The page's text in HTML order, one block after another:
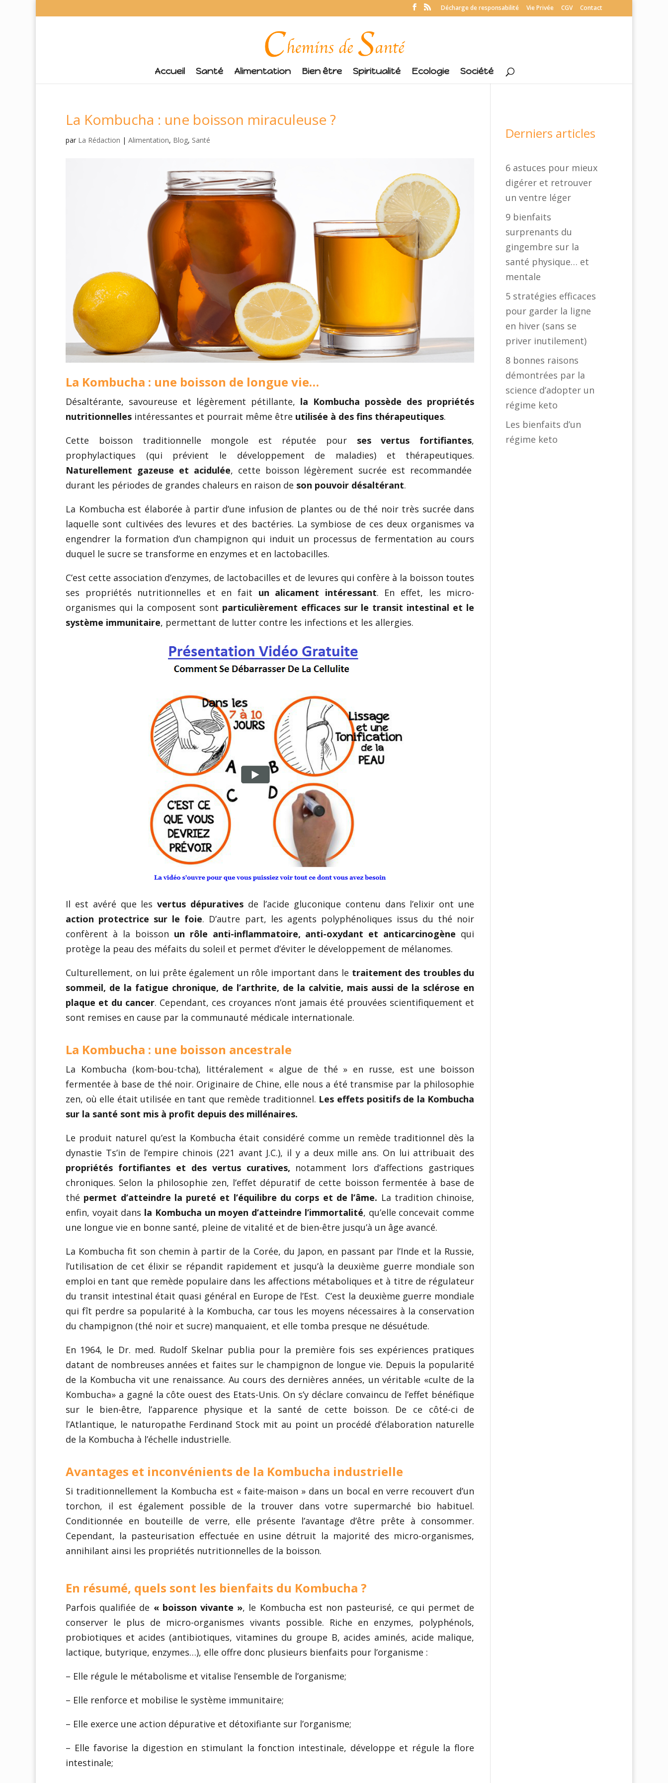
Décharge de responsabilité Vie Privée CGV Contact
Accueil Santé Alimentation Bien être Spiritualité Ecologie Société
La Kombucha : une boisson miraculeuse ?
par La Rédaction | Alimentation, Blog, Santé
La Kombucha : une boisson de longue vie…
Désaltérante, savoureuse et légèrement pétillante, la Kombucha possède des propriétés
nutritionnelles intéressantes et pourrait même être utilisée à des fins thérapeutiques.
Cette boisson traditionnelle mongole est réputée pour ses vertus fortifiantes,
prophylactiques (qui prévient le développement de maladies) et thérapeutiques.
Naturellement gazeuse et acidulée, cette boisson légèrement sucrée est recommandée
durant les périodes de grandes chaleurs en raison de son pouvoir désaltérant.
La Kombucha est élaborée à partir d’une infusion de plantes ou de thé noir très sucrée dans
laquelle sont cultivées des levures et des bactéries. La symbiose de ces deux organismes va
engendrer la formation d’un champignon qui induit un processus de fermentation au cours
duquel le sucre se transforme en enzymes et en lactobacilles.
C’est cette association d’enzymes, de lactobacilles et de levures qui confère à la boisson toutes
ses propriétés nutritionnelles et en fait un alicament intéressant. En effet, les micro-
organismes qui la composent sont particulièrement efficaces sur le transit intestinal et le
système immunitaire, permettant de lutter contre les infections et les allergies.
Il est avéré que lesvertus dépuratives de l’acide gluconique contenu dans l’elixir ont une
action protectrice sur le foie. D’autre part, les agents polyphénoliques issus du thé noir
confèrent à la boisson un rôle anti-inflammatoire, anti-oxydant et anticarcinogène qui
protège la peau des méfaits du soleil et permet d’éviter le développement de mélanomes.
Culturellement, on lui prête également un rôle important dans le traitement des troubles du
sommeil, de la fatigue chronique, de l’arthrite, de la calvitie, mais aussi de la sclérose en
plaque et du cancer. Cependant, ces croyances n’ont jamais été prouvées scientifiquement et
sont remises en cause par la communauté médicale internationale.
La Kombucha : une boisson ancestrale
La Kombucha (kom-bou-tcha), littéralement « algue de thé » en russe, est une boisson
fermentée à base de thé noir. Originaire de Chine, elle nous a été transmise par la philosophie
zen, où elle était utilisée en tant que remède traditionnel. Les effets positifs de la Kombucha
sur la santé sont mis à profit depuis des millénaires.
Le produit naturel qu’est la Kombucha était considéré comme un remède traditionnel dès la
dynastie Ts’in de l’empire chinois (221 avant J.C.), il y a deux mille ans. On lui attribuait des
propriétés fortifiantes et des vertus curatives, notamment lors d’affections gastriques
chroniques. Selon la philosophie zen, l’effet dépuratif de cette boisson fermentée à base de
thé permet d’atteindre la pureté et l’équilibre du corps et de l’âme. La tradition chinoise,
enfin, voyait dans la Kombucha un moyen d’atteindre l’immortalité, qu’elle concevait comme
une longue vie en bonne santé, pleine de vitalité et de bien-être jusqu’à un âge avancé.
La Kombucha fit son chemin à partir de la Corée, du Japon, en passant par l’Inde et la Russie,
l’utilisation de cet élixir se répandit rapidement et jusqu’à la deuxième guerre mondiale son
emploi en tant que remède populaire dans les affections métaboliques et à titre de régulateur
du transit intestinal était quasi général en Europe de l’Est. C’est la deuxième guerre mondiale
qui fît perdre sa popularité à la Kombucha, car tous les moyens nécessaires à la conservation
du champignon (thé noir et sucre) manquaient, et elle tomba presque ne désuétude.
En 1964, le Dr. med. Rudolf Skelnar publia pour la première fois ses expériences pratiques
datant de nombreuses années et faites sur le champignon de longue vie. Depuis la popularité
de la Kombucha vit une renaissance. Au cours des dernières années, un véritable «culte de la
Kombucha» a gagné la côte ouest des Etats-Unis. On s’y déclare convaincu de l’effet bénéfique
sur le bien-être, l’apparence physique et la santé de cette boisson. De ce côté-ci de
l’Atlantique, le naturopathe Ferdinand Stock mit au point un procédé d’élaboration naturelle
de la Kombucha à l’échelle industrielle.
Avantages et inconvénients de la Kombucha industrielle
Si traditionnellement la Kombucha est « faite-maison » dans un bocal en verre recouvert d’un
torchon, il est également possible de la trouver dans votre supermarché bio habituel.
Conditionnée en bouteille de verre, elle présente l’avantage d’être prête à consommer.
Cependant, la pasteurisation effectuée en usine détruit la majorité des micro-organismes,
annihilant ainsi les propriétés nutritionnelles de la boisson.
En résumé, quels sont les bienfaits du Kombucha ?
Parfois qualifiée de « boisson vivante », le Kombucha est non pasteurisé, ce qui permet de
conserver le plus de micro-organismes vivants possible. Riche en enzymes, polyphénols,
probiotiques et acides (antibiotiques, vitamines du groupe B, acides aminés, acide malique,
lactique, butyrique, enzymes…), elle offre donc plusieurs bienfaits pour l’organisme :
– Elle régule le métabolisme et vitalise l’ensemble de l’organisme;
– Elle renforce et mobilise le système immunitaire;
– Elle exerce une action dépurative et détoxifiante sur l’organisme;
– Elle favorise la digestion en stimulant la fonction intestinale, développe et régule la flore
intestinale;
Derniers articles
6 astuces pour mieux
digérer et retrouver
un ventre léger
9 bienfaits
surprenants du
gingembre sur la
santé physique… et
mentale
5 stratégies efficaces
pour garder la ligne
en hiver (sans se
priver inutilement)
8 bonnes raisons
démontrées par la
science d’adopter un
régime keto
Les bienfaits d’un
régime keto